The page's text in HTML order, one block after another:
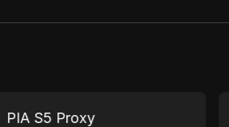
PIA S5 Proxy